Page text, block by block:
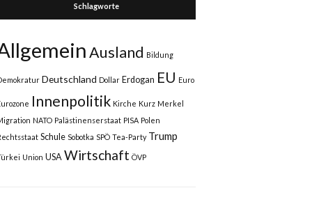
Schlagworte
Ausland Bildung
Deutschland Dollar Erdogan EU Euro
Innenpolitik Kirche Kurz Merkel
NATO Palästinenserstaat PISA Polen
Schule Sobotka SPÖ Tea-Party Trump
Union USA Wirtschaft ÖVP